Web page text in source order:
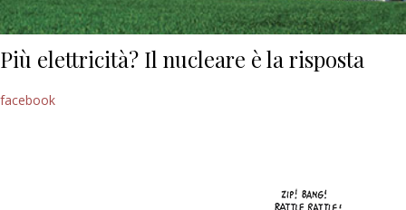
Più elettricità? Il nucleare è la risposta
facebook